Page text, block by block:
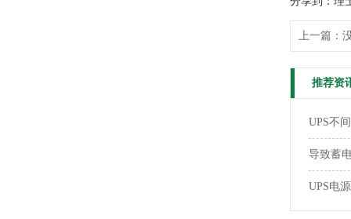
上一篇：
推荐资
UPS不
导致蓄
UPS电